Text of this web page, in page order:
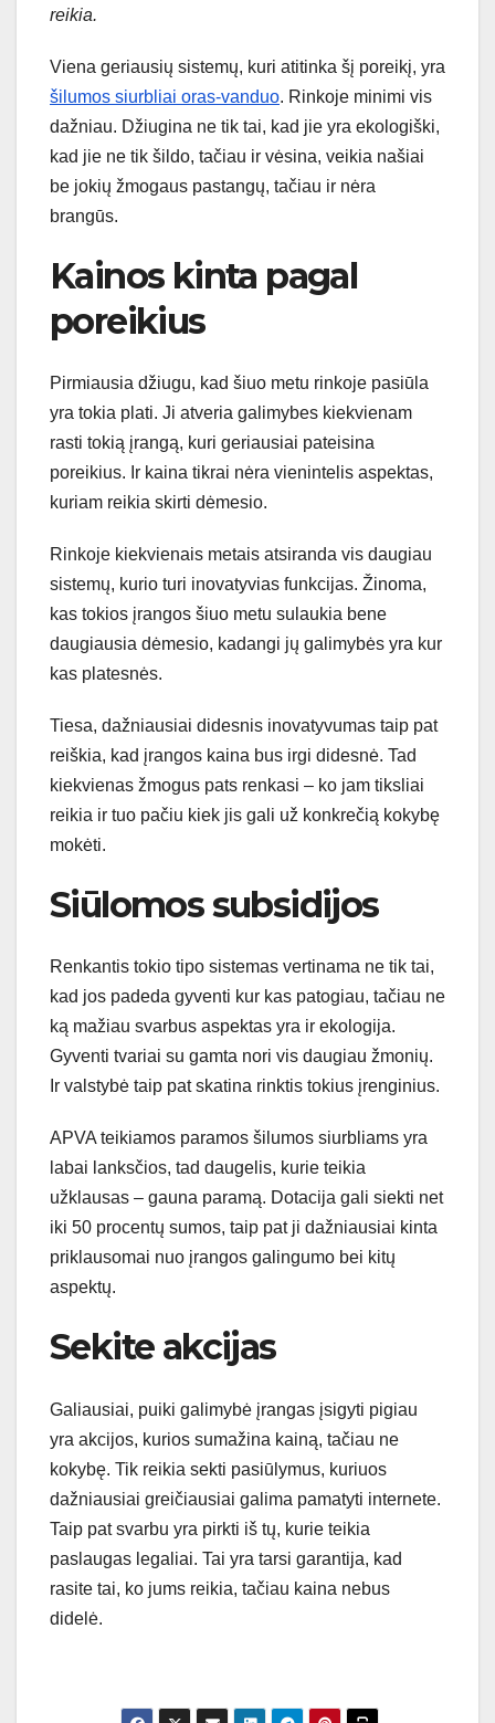
reikia.
Viena geriausių sistemų, kuri atitinka šį poreikį, yra
šilumos siurbliai oras-vanduo. Rinkoje minimi vis
dažniau. Džiugina ne tik tai, kad jie yra ekologiški,
kad jie ne tik šildo, tačiau ir vėsina, veikia našiai
be jokių žmogaus pastangų, tačiau ir nėra
brangūs.
Kainos kinta pagal
poreikius
Pirmiausia džiugu, kad šiuo metu rinkoje pasiūla
yra tokia plati. Ji atveria galimybes kiekvienam
rasti tokią įrangą, kuri geriausiai pateisina
poreikius. Ir kaina tikrai nėra vienintelis aspektas,
kuriam reikia skirti dėmesio.
Rinkoje kiekvienais metais atsiranda vis daugiau
sistemų, kurio turi inovatyvias funkcijas. Žinoma,
kas tokios įrangos šiuo metu sulaukia bene
daugiausia dėmesio, kadangi jų galimybės yra kur
kas platesnės.
Tiesa, dažniausiai didesnis inovatyvumas taip pat
reiškia, kad įrangos kaina bus irgi didesnė. Tad
kiekvienas žmogus pats renkasi – ko jam tiksliai
reikia ir tuo pačiu kiek jis gali už konkrečią kokybę
mokėti.
Siūlomos subsidijos
Renkantis tokio tipo sistemas vertinama ne tik tai,
kad jos padeda gyventi kur kas patogiau, tačiau ne
ką mažiau svarbus aspektas yra ir ekologija.
Gyventi tvariai su gamta nori vis daugiau žmonių.
Ir valstybė taip pat skatina rinktis tokius įrenginius.
APVA teikiamos paramos šilumos siurbliams yra
labai lanksčios, tad daugelis, kurie teikia
užklausas – gauna paramą. Dotacija gali siekti net
iki 50 procentų sumos, taip pat ji dažniausiai kinta
priklausomai nuo įrangos galingumo bei kitų
aspektų.
Sekite akcijas
Galiausiai, puiki galimybė įrangas įsigyti pigiau
yra akcijos, kurios sumažina kainą, tačiau ne
kokybę. Tik reikia sekti pasiūlymus, kuriuos
dažniausiai greičiausiai galima pamatyti internete.
Taip pat svarbu yra pirkti iš tų, kurie teikia
paslaugas legaliai. Tai yra tarsi garantija, kad
rasite tai, ko jums reikia, tačiau kaina nebus
didelė.